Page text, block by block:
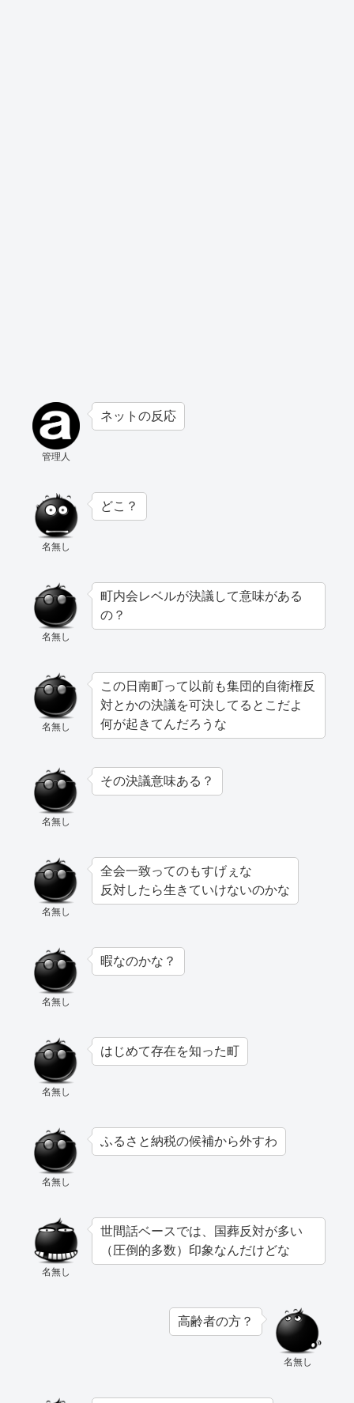
管理人
ネットの反応
名無し
どこ？
名無し
町内会レベルが決議して意味がある
の？
名無し
この日南町って以前も集団的自衛権反
対とかの決議を可決してるとこだよ
何が起きてんだろうな
名無し
その決議意味ある？
名無し
全会一致ってのもすげぇな
反対したら生きていけないのかな
名無し
暇なのかな？
名無し
はじめて存在を知った町
名無し
ふるさと納税の候補から外すわ
名無し
世間話ベースでは、国葬反対が多い
（圧倒的多数）印象なんだけどな
名無し
高齢者の方？